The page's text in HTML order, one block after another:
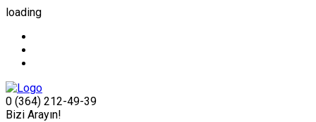
loading
0 (364) 212-49-39
Bizi Arayın!